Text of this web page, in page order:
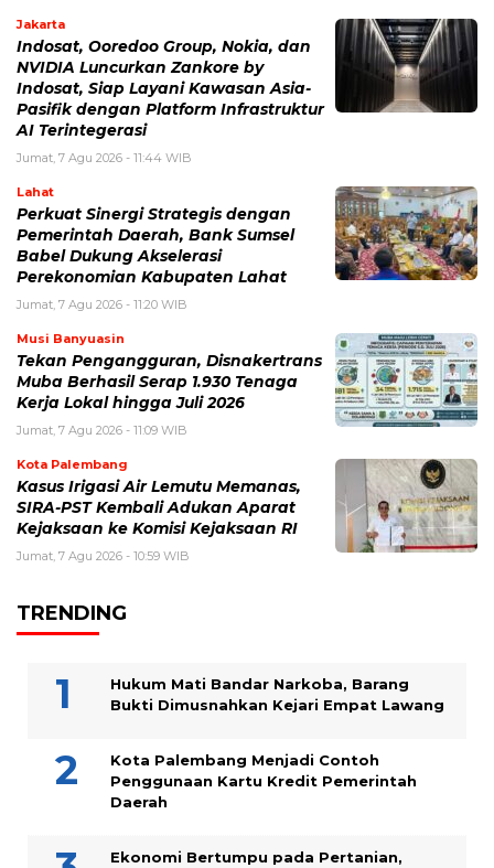
Jakarta
Indosat, Ooredoo Group, Nokia, dan
NVIDIA Luncurkan Zankore by
Indosat, Siap Layani Kawasan Asia-
Pasifik dengan Platform Infrastruktur
AI Terintegerasi
Jumat, 7 Agu 2026 - 11:44 WIB
Lahat
Perkuat Sinergi Strategis dengan
Pemerintah Daerah, Bank Sumsel
Babel Dukung Akselerasi
Perekonomian Kabupaten Lahat
Jumat, 7 Agu 2026 - 11:20 WIB
Musi Banyuasin
Tekan Pengangguran, Disnakertrans
Muba Berhasil Serap 1.930 Tenaga
Kerja Lokal hingga Juli 2026
Jumat, 7 Agu 2026 - 11:09 WIB
Kota Palembang
Kasus Irigasi Air Lemutu Memanas,
SIRA-PST Kembali Adukan Aparat
Kejaksaan ke Komisi Kejaksaan RI
Jumat, 7 Agu 2026 - 10:59 WIB
TRENDING
Hukum Mati Bandar Narkoba, Barang
Bukti Dimusnahkan Kejari Empat Lawang
Kota Palembang Menjadi Contoh
Penggunaan Kartu Kredit Pemerintah
Daerah
Ekonomi Bertumpu pada Pertanian,